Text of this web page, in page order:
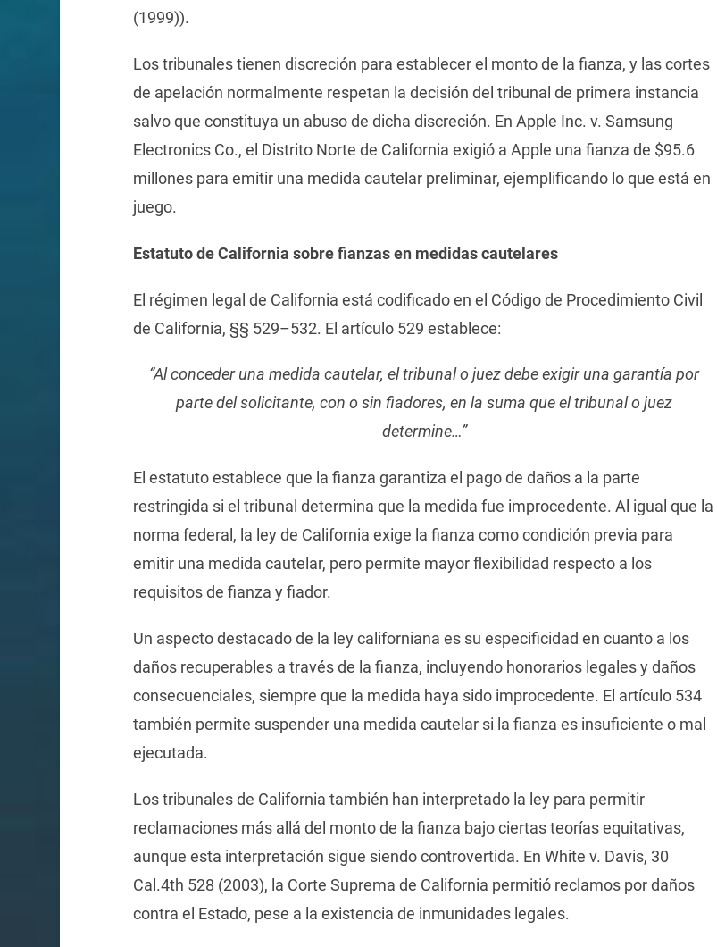
(1999)).
Los tribunales tienen discreción para establecer el monto de la fianza, y las cortes
de apelación normalmente respetan la decisión del tribunal de primera instancia
salvo que constituya un abuso de dicha discreción. En Apple Inc. v. Samsung
Electronics Co., el Distrito Norte de California exigió a Apple una fianza de $95.6
millones para emitir una medida cautelar preliminar, ejemplificando lo que está en
juego.
Estatuto de California sobre fianzas en medidas cautelares
El régimen legal de California está codificado en el Código de Procedimiento Civil
de California, §§ 529–532. El artículo 529 establece:
“Al conceder una medida cautelar, el tribunal o juez debe exigir una garantía por
parte del solicitante, con o sin fiadores, en la suma que el tribunal o juez
determine…”
El estatuto establece que la fianza garantiza el pago de daños a la parte
restringida si el tribunal determina que la medida fue improcedente. Al igual que la
norma federal, la ley de California exige la fianza como condición previa para
emitir una medida cautelar, pero permite mayor flexibilidad respecto a los
requisitos de fianza y fiador.
Un aspecto destacado de la ley californiana es su especificidad en cuanto a los
daños recuperables a través de la fianza, incluyendo honorarios legales y daños
consecuenciales, siempre que la medida haya sido improcedente. El artículo 534
también permite suspender una medida cautelar si la fianza es insuficiente o mal
ejecutada.
Los tribunales de California también han interpretado la ley para permitir
reclamaciones más allá del monto de la fianza bajo ciertas teorías equitativas,
aunque esta interpretación sigue siendo controvertida. En White v. Davis, 30
Cal.4th 528 (2003), la Corte Suprema de California permitió reclamos por daños
contra el Estado, pese a la existencia de inmunidades legales.